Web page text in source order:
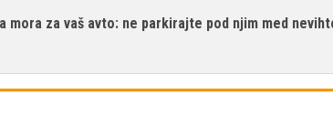
mora za vaš avto: ne parkirajte pod njim med